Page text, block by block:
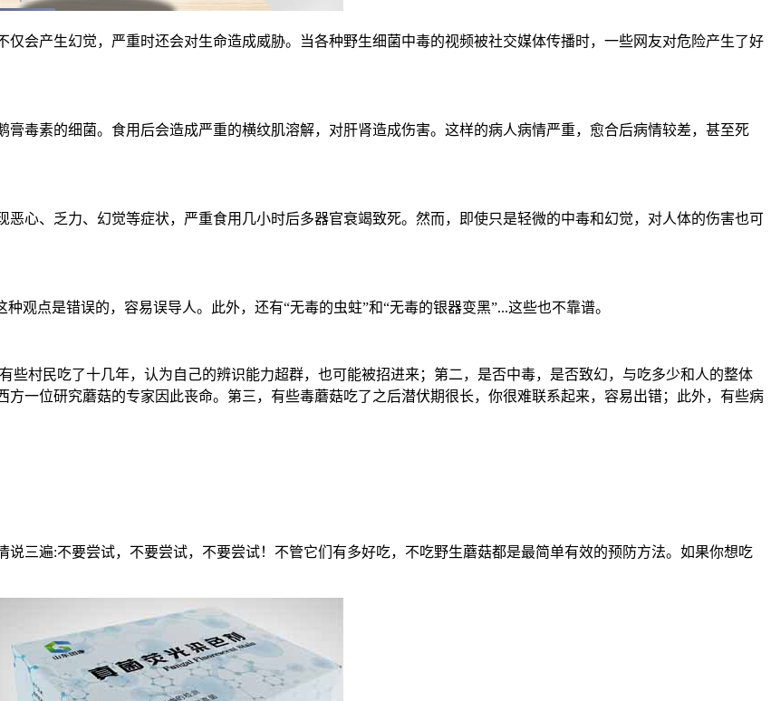
会产生幻觉，严重时还会对生命造成威胁。当各种野生细菌中毒的视频被社交媒体传播时，一些网友对危险产生了好
毒素的细菌。食用后会造成严重的横纹肌溶解，对肝肾造成伤害。这样的病人病情严重，愈合后病情较差，甚至死
心、乏力、幻觉等症状，严重食用几小时后多器官衰竭致死。然而，即使只是轻微的中毒和幻觉，对人体的伤害也可
观点是错误的，容易误导人。此外，还有“无毒的虫蛀”和“无毒的银器变黑”...这些也不靠谱。
些村民吃了十几年，认为自己的辨识能力超群，也可能被招进来；第二，是否中毒，是否致幻，与吃多少和人的整体
一位研究蘑菇的专家因此丧命。第三，有些毒蘑菇吃了之后潜伏期很长，你很难联系起来，容易出错；此外，有些病
三遍:不要尝试，不要尝试，不要尝试！不管它们有多好吃，不吃野生蘑菇都是最简单有效的预防方法。如果你想吃